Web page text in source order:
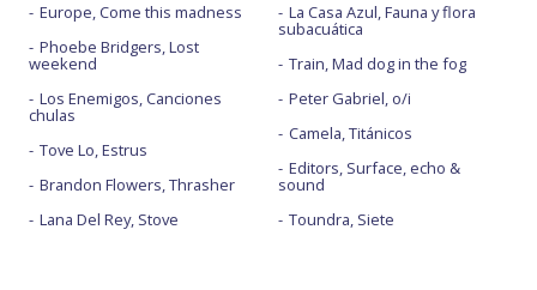
Europe, Come this madness
Phoebe Bridgers, Lost
weekend
Los Enemigos, Canciones
chulas
Tove Lo, Estrus
Brandon Flowers, Thrasher
Lana Del Rey, Stove
La Casa Azul, Fauna y flora
subacuática
Train, Mad dog in the fog
Peter Gabriel, o/i
Camela, Titánicos
Editors, Surface, echo &
sound
Toundra, Siete